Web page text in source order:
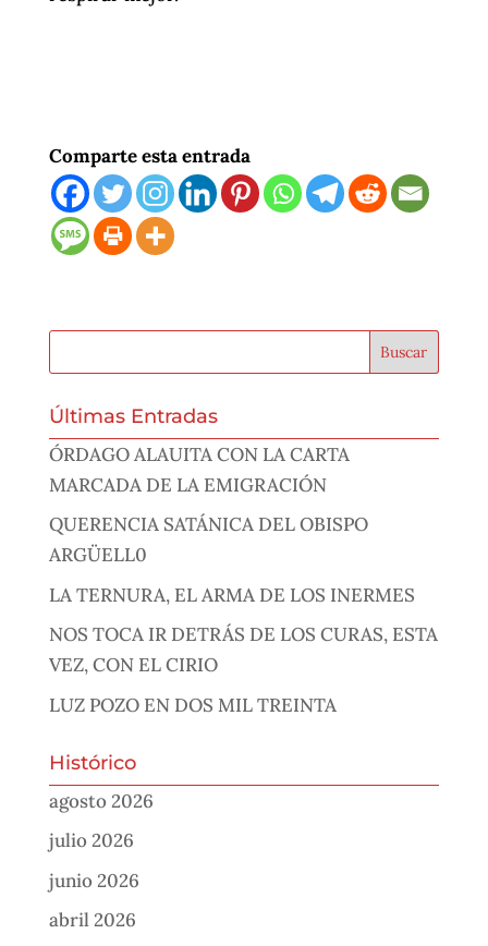
Comparte esta entrada
Últimas Entradas
ÓRDAGO ALAUITA CON LA CARTA
MARCADA DE LA EMIGRACIÓN
QUERENCIA SATÁNICA DEL OBISPO
ARGÜELL0
LA TERNURA, EL ARMA DE LOS INERMES
NOS TOCA IR DETRÁS DE LOS CURAS, ESTA
VEZ, CON EL CIRIO
LUZ POZO EN DOS MIL TREINTA
Histórico
agosto 2026
julio 2026
junio 2026
abril 2026